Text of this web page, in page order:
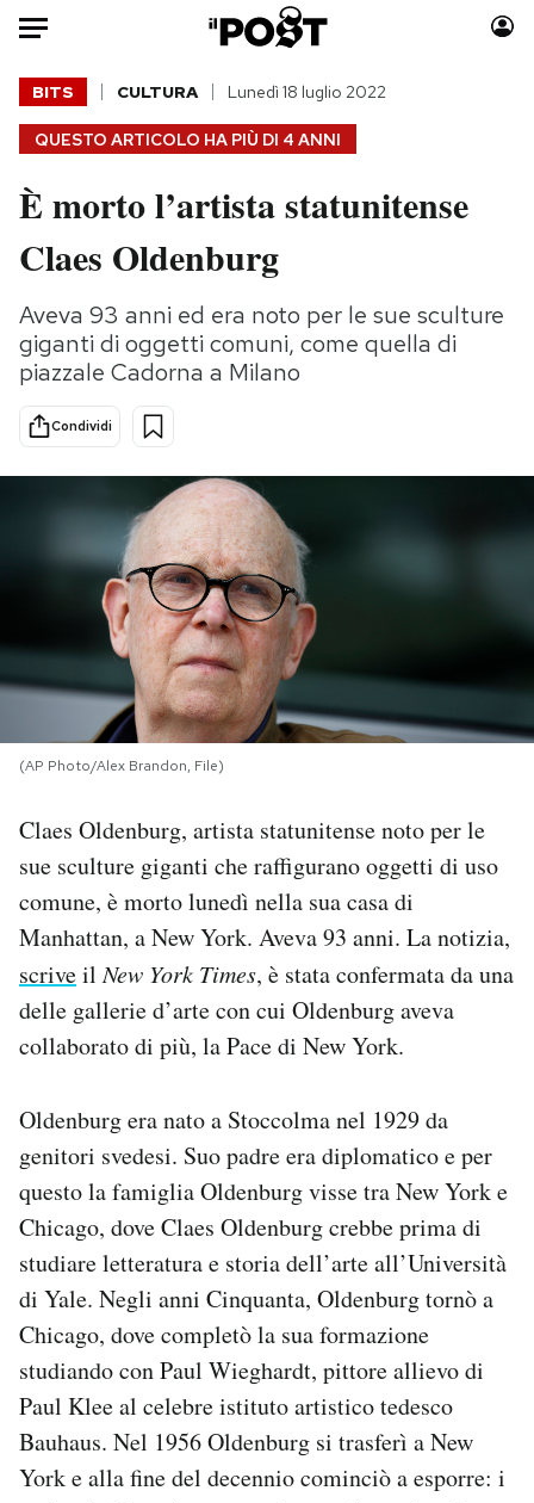
Auto
HOME
Italia
Politica
Tecnologia
Internet
Scienza
Cultura
Economia
Sport
Moda
Storie/Idee
Ok Boomer!
Mondiali calcio 2026
PODCAST
NEWSLETTER
I MIEI PREFERITI
SHOP
CALENDARIO
AREA PERSONALE
Area Personale
Newsletter
Regala il Post
Hai bisogno di aiuto?
Esci
QUESTO ARTICOLO HA PIÙ DI 4 ANNI
BITS CULTURA Lunedì 18 luglio 2022
È morto l’artista statunitense
Claes Oldenburg
Aveva 93 anni ed era noto per le sue sculture
giganti di oggetti comuni, come quella di
piazzale Cadorna a Milano
Condividi
(AP Photo/Alex Brandon, File)
Claes Oldenburg, artista statunitense noto per le
sue sculture giganti che raffigurano oggetti di uso
comune, è morto lunedì nella sua casa di
Manhattan, a New York. Aveva 93 anni. La notizia,
scriveilNew York Times, è stata confermata da una
delle gallerie d’arte con cui Oldenburg aveva
collaborato di più, la Pace di New York.
Oldenburg era nato a Stoccolma nel 1929 da
genitori svedesi. Suo padre era diplomatico e per
questo la famiglia Oldenburg visse tra New York e
Chicago, dove Claes Oldenburg crebbe prima di
studiare letteratura e storia dell’arte all’Università
di Yale. Negli anni Cinquanta, Oldenburg tornò a
Chicago, dove completò la sua formazione
studiando con Paul Wieghardt, pittore allievo di
Paul Klee al celebre istituto artistico tedesco
Bauhaus. Nel 1956 Oldenburg si trasferì a New
York e alla fine del decennio cominciò a esporre: i